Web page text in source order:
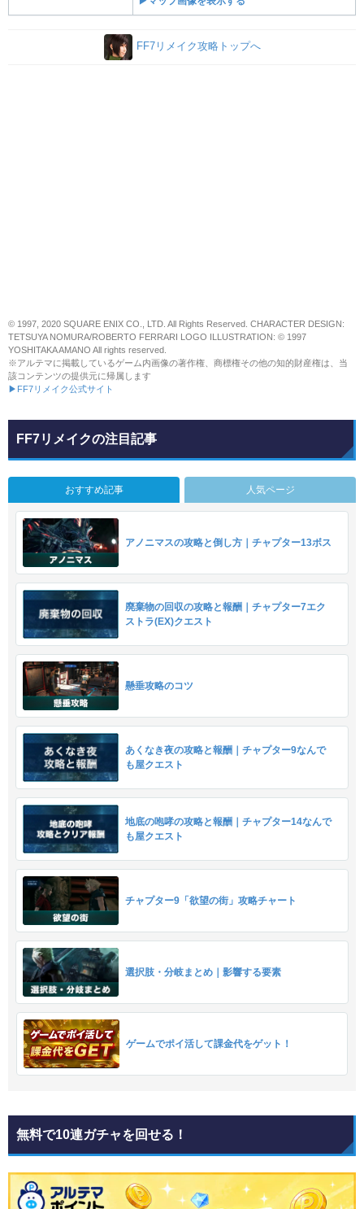
FF7リメイク攻略トップへ
© 1997, 2020 SQUARE ENIX CO., LTD. All Rights Reserved. CHARACTER DESIGN:
TETSUYA NOMURA/ROBERTO FERRARI LOGO ILLUSTRATION: © 1997
YOSHITAKA AMANO All rights reserved.
※アルテマに掲載しているゲーム内画像の著作権、商標権その他の知的財産権は、当
該コンテンツの提供元に帰属します
▶FF7リメイク公式サイト
FF7リメイクの注目記事
おすすめ記事 人気ページ
アノニマスの攻略と倒し方｜チャプター13ボス
廃棄物の回収の攻略と報酬｜チャプター7エク
ストラ(EX)クエスト
懸垂攻略のコツ
あくなき夜の攻略と報酬｜チャプター9なんで
も屋クエスト
地底の咆哮の攻略と報酬｜チャプター14なんで
も屋クエスト
チャプター9「欲望の街」攻略チャート
選択肢・分岐まとめ｜影響する要素
ゲームでポイ活して課金代をゲット！
無料で10連ガチャを回せる！